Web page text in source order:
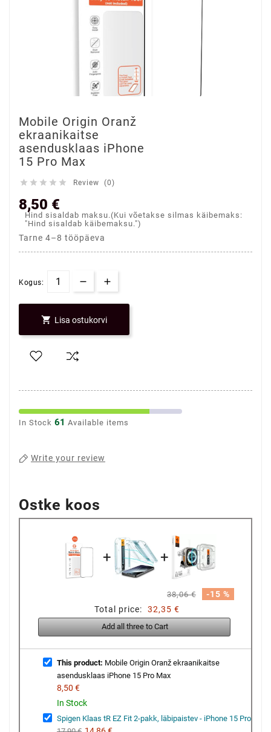
Mobile Origin Oranž
ekraanikaitse
asendusklaas iPhone
15 Pro Max
     Review (0)
8,50 €
Hind sisaldab maksu.(Kui võetakse silmas käibemaks:
"Hind sisaldab käibemaksu.")
Tarne 4–8 tööpäeva
Kogus:
 Lisa ostukorvi
In Stock 61 Available items
Write your review
Ostke koos
+ +
38,06 €
-15 %
Total price:
32,35 €
Add all three to Cart
This product: Mobile Origin Oranž ekraanikaitse
asendusklaas iPhone 15 Pro Max
8,50 €
In Stock
Spigen Klaas tR EZ Fit 2-pakk, läbipaistev - iPhone 15 Pro